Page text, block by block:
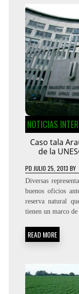
NOTICIAS
Caso tala
de la
PD JULIO 25, 2013 BY
Diversas
buenos oficios
reserva natural
tienen un marco
READ MORE